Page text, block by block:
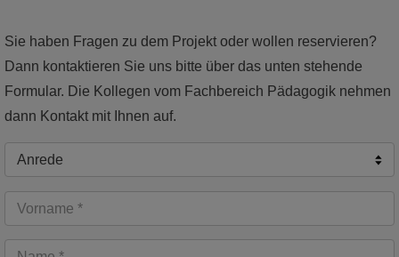
Sie haben Fragen zu dem Projekt oder wollen reservieren?
Dann kontaktieren Sie uns bitte über das unten stehende
Formular. Die Kollegen vom Fachbereich Pädagogik nehmen
dann Kontakt mit Ihnen auf.